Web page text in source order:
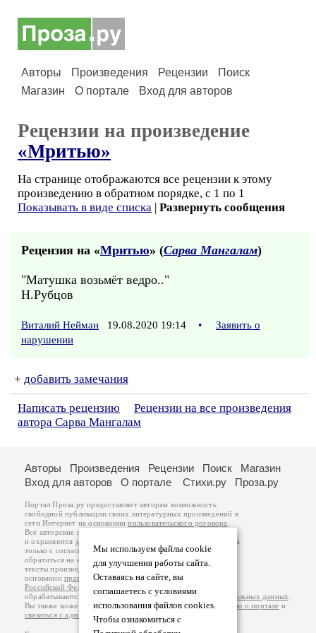
Авторы Произведения Рецензии
Поиск
Магазин
О портале Вход для авторов
Рецензии на произведение
«Мритью»
На странице отображаются все рецензии к этому
произведению в обратном порядке, с 1 по 1
Показывать в виде списка | Развернуть сообщения
Рецензия на «Мритью» (Сарва Мангалам)
"Матушка возьмёт ведро.."
Н.Рубцов
Виталий Нейман 19.08.2020 19:14 •
Заявить о
нарушении
+ добавить замечания
Написать рецензию
Рецензии на все произведения
автора Сарва Мангалам
Мы используем файлы cookie
для улучшения работы сайта.
Оставаясь на сайте, вы
соглашаетесь с условиями
использования файлов cookies.
Чтобы ознакомиться с
Авторы Произведения Рецензии Поиск
Магазин
Вход для авторов
О портале Стихи.ру Проза.ру
Портал Проза.ру предоставляет авторам возможность
свободной публикации своих литературных произведений в
сети Интернет на основаниипользовательского договора
Все авторские права на произведения принадлежат авторам
и охраняются законом
. Перепечатка произведений возможна
только с согласия его автора, к которому вы можете
обратиться на его авторской странице. Ответственность за
тексты произведений авторы несут самостоятельно на
основанииправил публикацииизаконодательства
Российской Федерации
обрабатываются на основанииПолитики обработки персональных данных
Вы также можете посмотреть более подробнуюинформацию о портале и
связаться с администрацией